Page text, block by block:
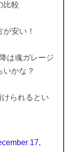
比較
安い！
は魂ガレージ
いかな？
られるとい
17,